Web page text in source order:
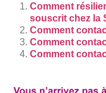
Comment
souscrit chez la
Comment
Comment
Comment